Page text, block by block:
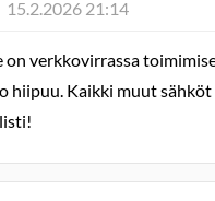
15.2.2026 21:14
on verkkovirrassa
hiipuu. Kaikki muut